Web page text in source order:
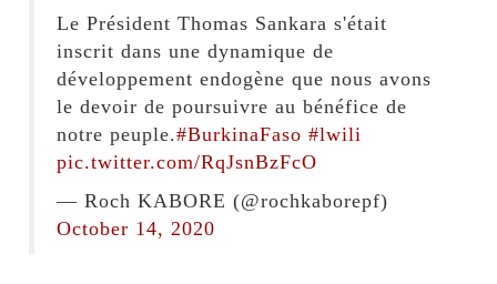
Le Président Thomas Sankara s'était
inscrit dans une dynamique de
développement endogène que nous avons
le devoir de poursuivre au bénéfice de
notre peuple.#BurkinaFaso #lwili
pic.twitter.com/RqJsnBzFcO
— Roch KABORE (@rochkaborepf)
October 14, 2020